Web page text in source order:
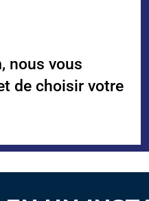
nous vous
de choisir votre